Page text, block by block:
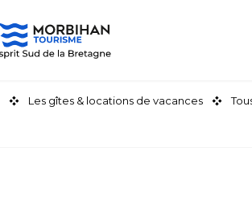
Les gîtes & locations de vacances